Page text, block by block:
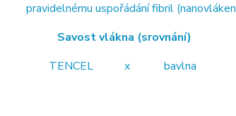
pravidelnému uspořádání fibril
Savost vlákna
TENCEL x bavlna